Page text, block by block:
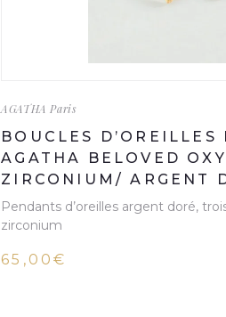
AGATHA Paris
BOUCLES D’OREILLES
AGATHA BELOVED
ZIRCONIUM/ ARGENT
Pendants d’oreilles argent doré,
zirconium
65,00€